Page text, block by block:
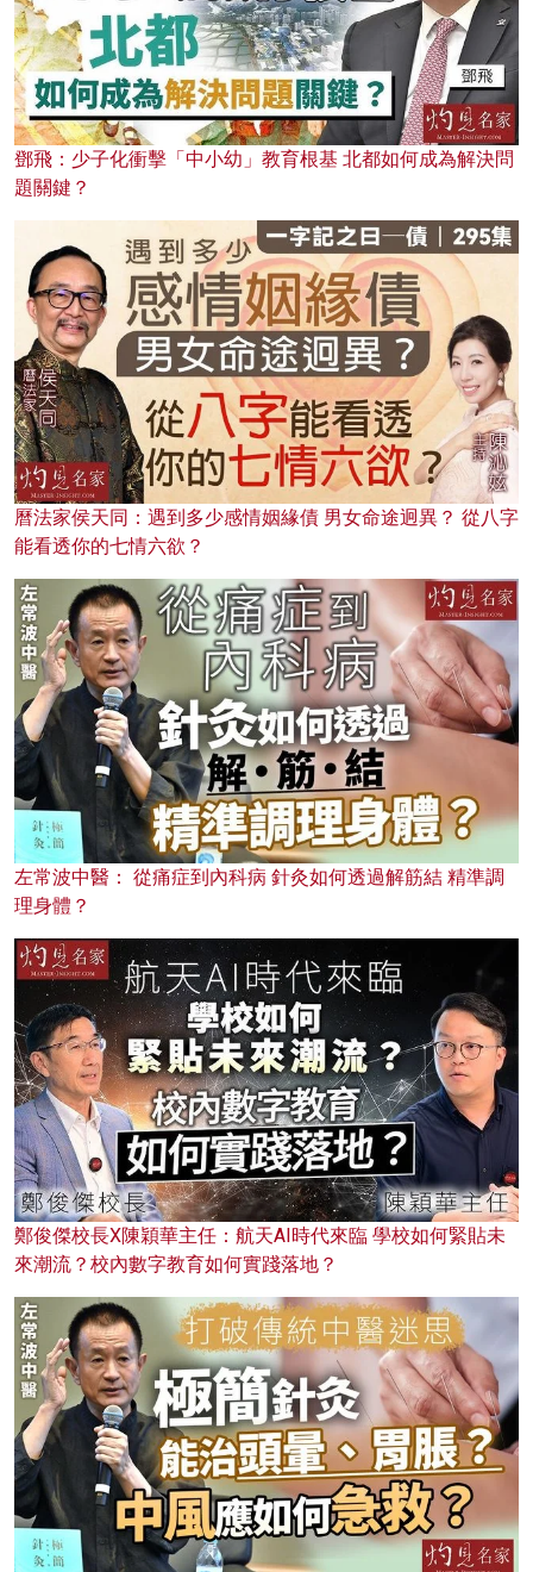
鄧飛：少子化衝擊「中小幼」教育根基 北都如何成為解決問
題關鍵？
曆法家侯天同：遇到多少感情姻緣債 男女命途迥異？ 從八字
能看透你的七情六欲？
左常波中醫： 從痛症到內科病 針灸如何透過解筋結 精準調
理身體？
鄭俊傑校長X陳穎華主任：航天AI時代來臨 學校如何緊貼未
來潮流？校內數字教育如何實踐落地？